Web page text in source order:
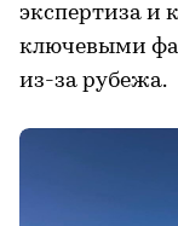
экспертиза и
ключевыми
из-за рубежа.